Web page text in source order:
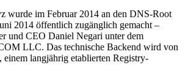
wurde im Februar 2014 an den DNS-Root
2014 öffentlich zugänglich gemacht –
und CEO Daniel Negari unter dem
LLC. Das technische Backend wird von
einem langjährig etablierten Registry-